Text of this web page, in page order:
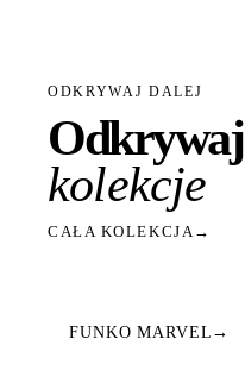
ODKRYWAJ DALEJ
Odkrywaj
kolekcje
CAŁA KOLEKCJA →
FUNKO MARVEL →